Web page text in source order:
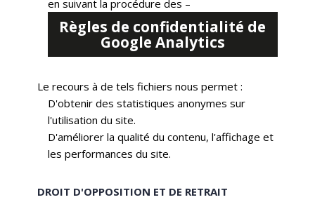
en suivant la procédure des –
Règles de confidentialité de
Google Analytics
Le recours à de tels fichiers nous permet :
D'obtenir des statistiques anonymes sur
l'utilisation du site.
D'améliorer la qualité du contenu, l'affichage et
les performances du site.
DROIT D'OPPOSITION ET DE RETRAIT